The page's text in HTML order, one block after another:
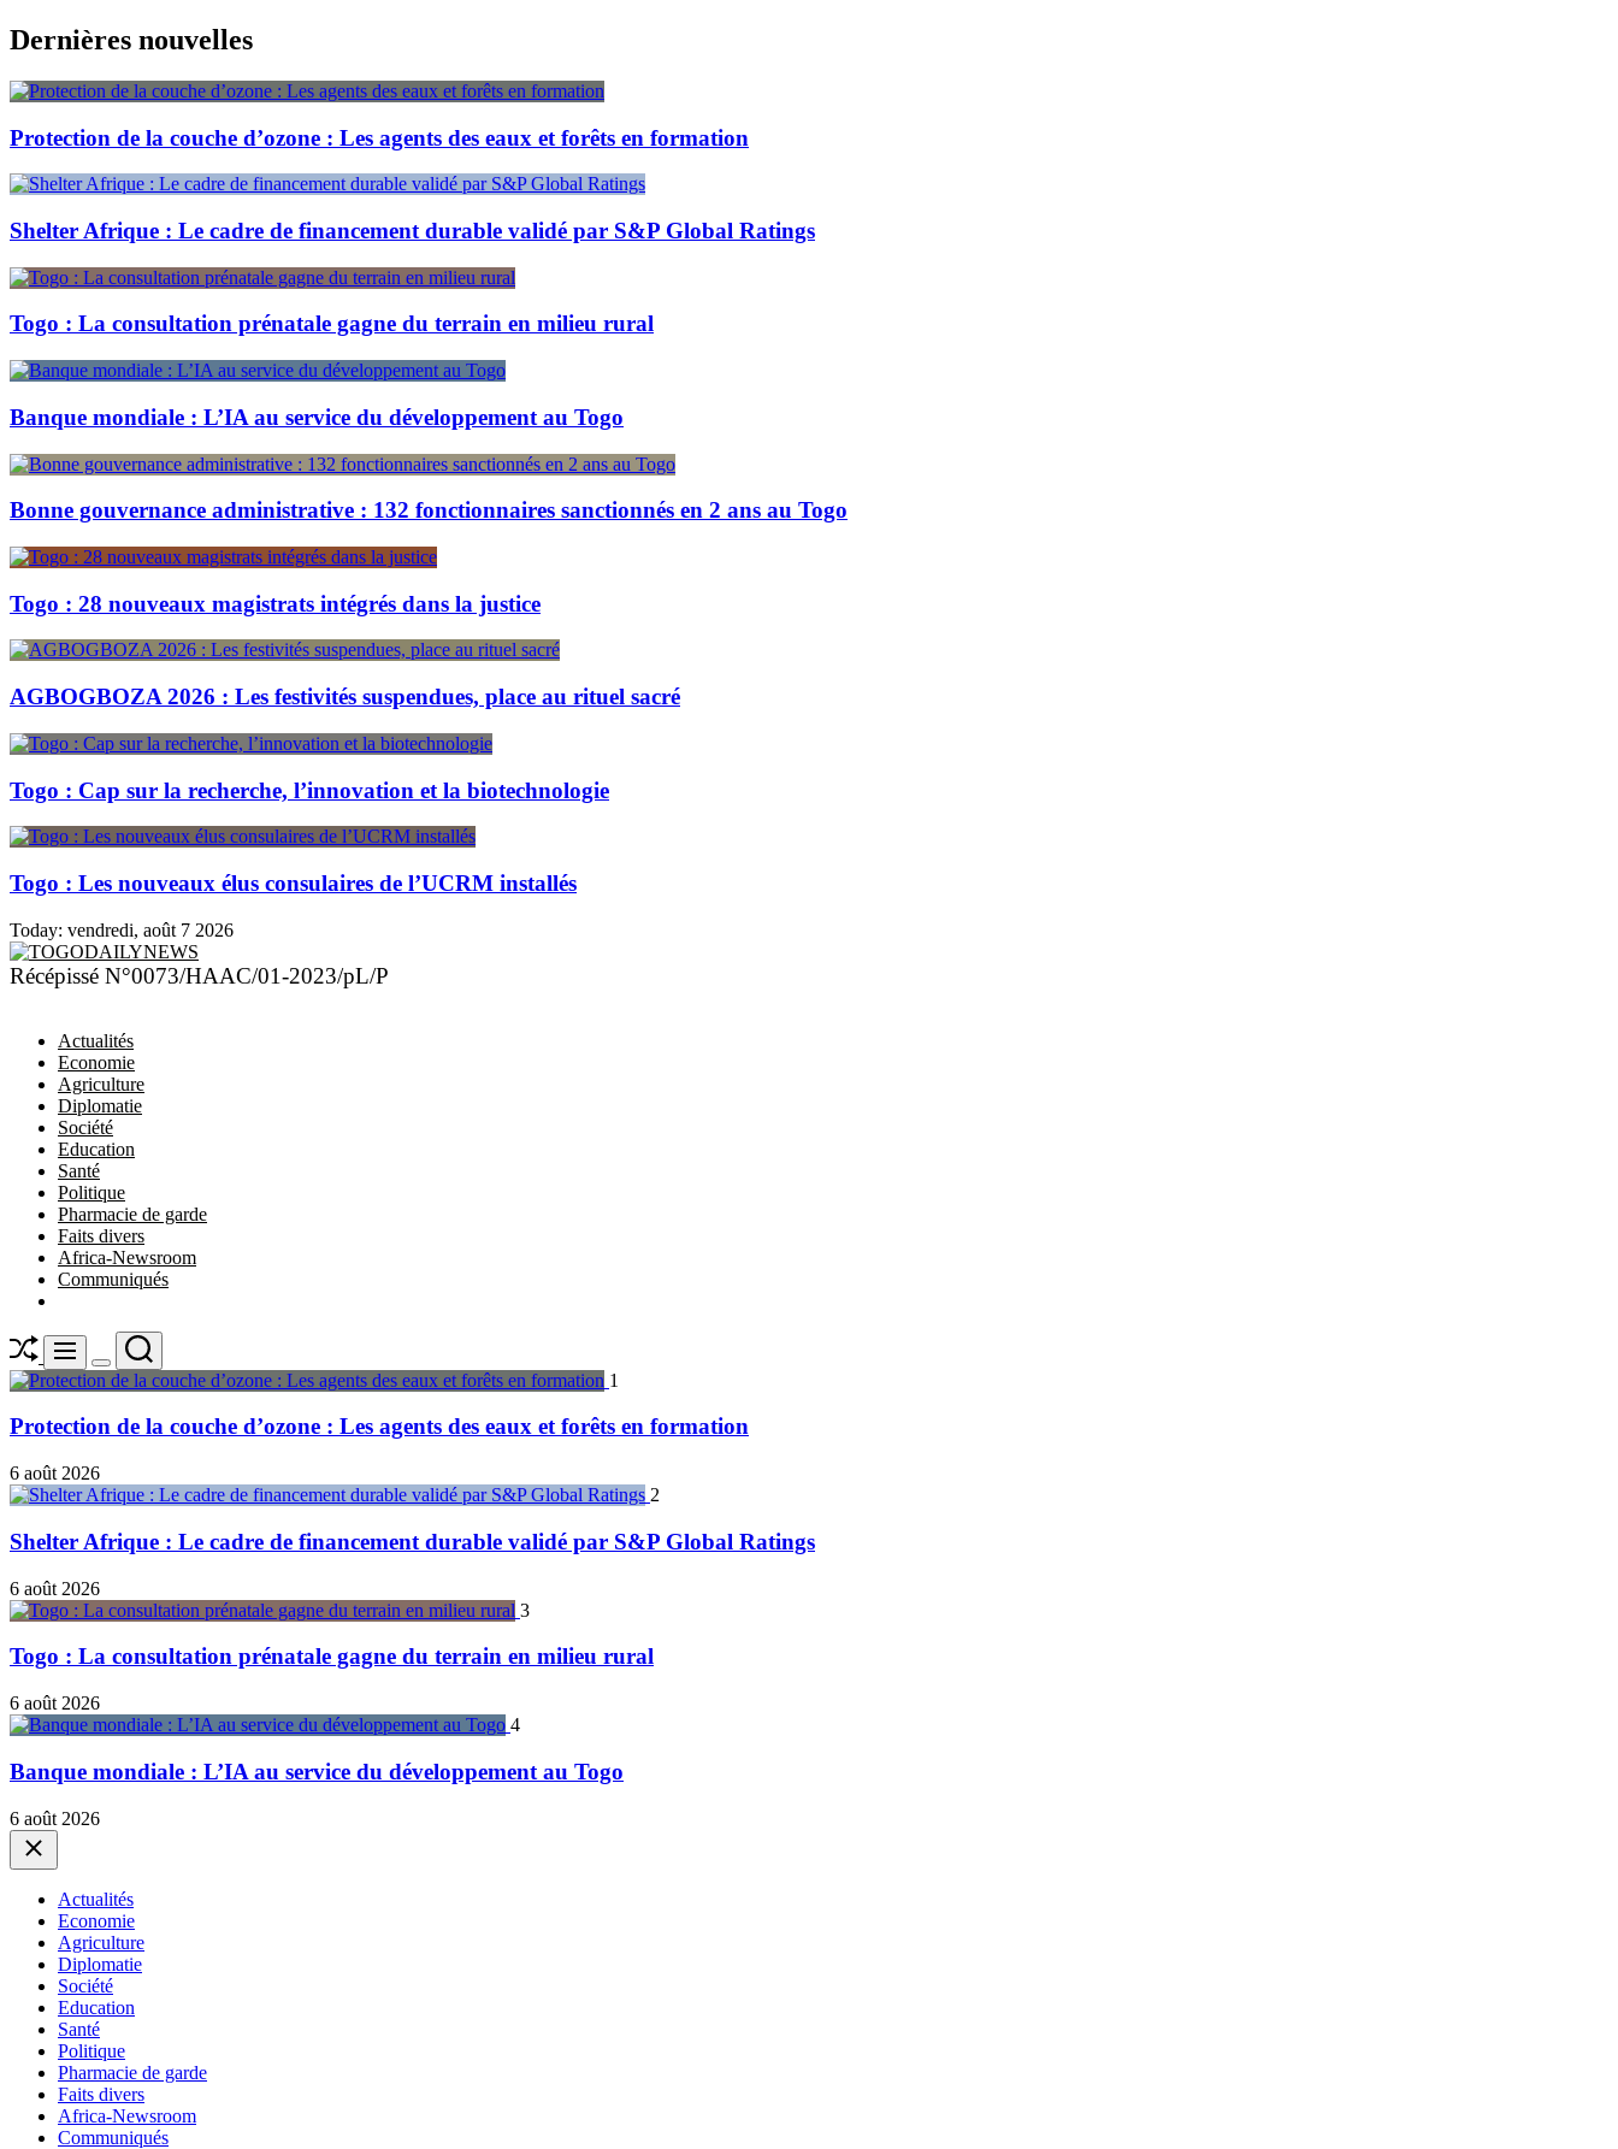
Skip
to
content
Dernières nouvelles
Protection de la couche d’ozone : Les agents des eaux et forêts en formation
Shelter Afrique : Le cadre de financement durable validé par S&P Global Ratings
Togo : La consultation prénatale gagne du terrain en milieu rural
Banque mondiale : L’IA au service du développement au Togo
Bonne gouvernance administrative : 132 fonctionnaires sanctionnés en 2 ans au Togo
Togo : 28 nouveaux magistrats intégrés dans la justice
AGBOGBOZA 2026 : Les festivités suspendues, place au rituel sacré
Togo : Cap sur la recherche, l’innovation et la biotechnologie
Togo : Les nouveaux élus consulaires de l’UCRM installés
Today: vendredi, août 7 2026
TOGODAILYNEWS
Récépissé N°0073/HAAC/01-2023/pL/P
Actualités
Economie
Agriculture
Diplomatie
Société
Education
Santé
Politique
Pharmacie de garde
Faits divers
Africa-Newsroom
Communiqués
ShuffleMenu
Switch
color
Search
1
Protection de la couche d’ozone : Les agents des eaux et forêts en formation
6 août 2026
2
Shelter Afrique : Le cadre de financement durable validé par S&P Global Ratings
6 août 2026
3
Togo : La consultation prénatale gagne du terrain en milieu rural
6 août 2026
4
Banque mondiale : L’IA au service du développement au Togo
6 août 2026
Close
Actualités
Economie
Agriculture
Diplomatie
Société
Education
Santé
Politique
Pharmacie de garde
Faits divers
Africa-Newsroom
Communiqués